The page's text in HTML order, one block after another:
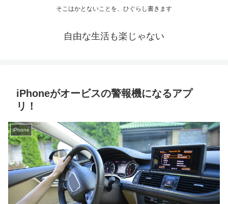
そこはかとないことを、ひぐらし書きます
自由な生活も楽じゃない
iPhoneがオービスの警報機になるアプ
リ！
iPhone